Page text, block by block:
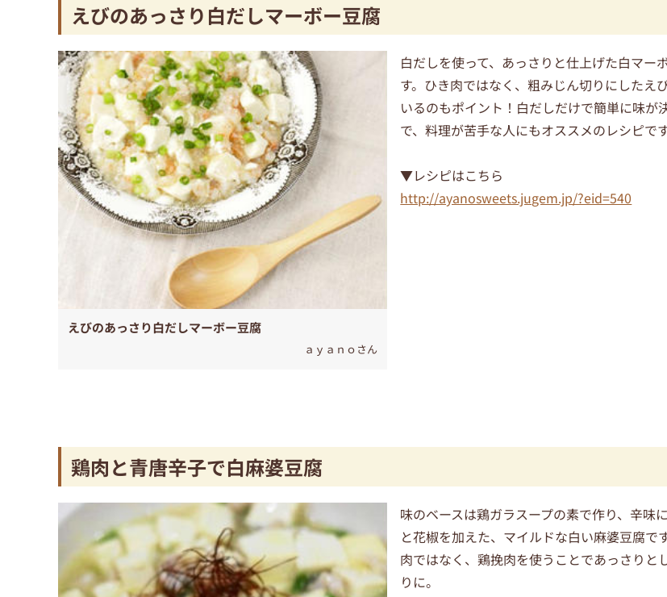
えびのあっさり白だしマーボー豆腐
えびのあっさり白だしマーボー豆腐
ａｙａｎｏさん
白だしを使って、あっさりと仕上げた白マー
す。ひき肉ではなく、粗みじん切りにしたえ
いるのもポイント！白だしだけで簡単に味が
で、料理が苦手な人にもオススメのレシピです
▼レシピはこちら
http://ayanosweets.jugem.jp/?eid=540
鶏肉と青唐辛子で白麻婆豆腐
味のベースは鶏ガラスープの素で作り、辛味
と花椒を加えた、マイルドな白い麻婆豆腐で
肉ではなく、鶏挽肉を使うことであっさりと
りに。